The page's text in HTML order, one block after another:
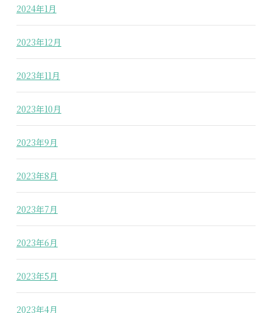
2024年1月
2023年12月
2023年11月
2023年10月
2023年9月
2023年8月
2023年7月
2023年6月
2023年5月
2023年4月